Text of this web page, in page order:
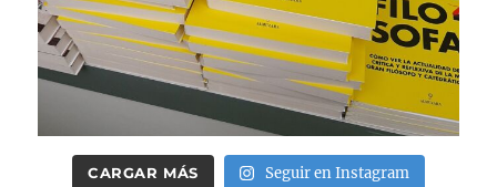
CARGAR MÁS Seguir en Instagram